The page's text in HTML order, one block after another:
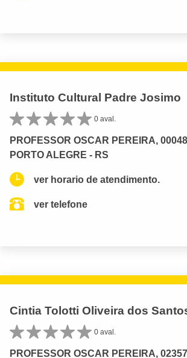
Instituto Cultural Padre Josimo
0 aval.
PROFESSOR OSCAR PEREIRA,
PORTO ALEGRE - RS
ver horario de atendimento.
ver telefone
Cintia Tolotti Oliveira dos
0 aval.
PROFESSOR OSCAR PEREIRA,